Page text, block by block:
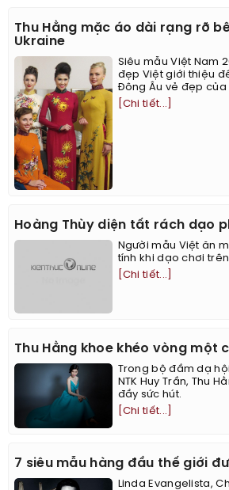
Thu Hằng mặc áo dài rạng rỡ
Ukraine
Siêu mẫu Việt Nam
đẹp Việt giới thiệu
Đông Âu vẻ đẹp của
[Chi tiết...]
Hoàng Thùy diện tất rách dạo
Người mẫu Việt ăn
tính khi dạo chơi
[Chi tiết...]
Thu Hằng khoe khéo vòng một
Trong bộ đầm dạ
NTK Huy Trần, Thu
đầy sức hút.
[Chi tiết...]
7 siêu mẫu hàng đầu thế giới
Linda Evangelista,